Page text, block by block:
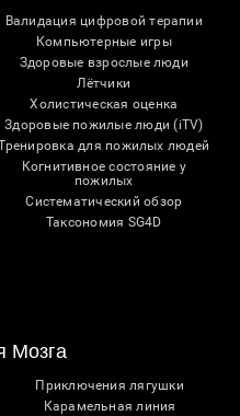
Валидация цифровой терапии
Компьютерные игры
Здоровые взрослые люди
Лётчики
Холистическая оценка
Здоровые пожилые люди (iTV)
для пожилых людей
Когнитивное состояние у
пожилых
Систематический обзор
Таксономия SG4D
Мозга
Приключения лягушки
Карамельная линия